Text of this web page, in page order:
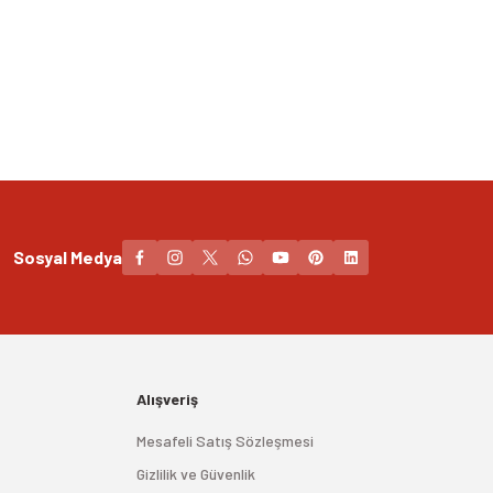
Sosyal Medya
Alışveriş
Mesafeli Satış Sözleşmesi
Gizlilik ve Güvenlik